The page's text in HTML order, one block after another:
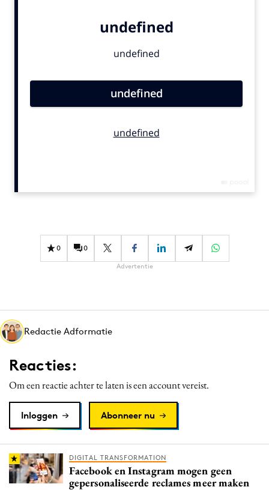
Diversiteit
Influencer marketing
Merkstrategie
PR
Programmatic
0 0
Advertentie
Redactie Adformatie
Reacties:
Om een reactie achter te laten is een account vereist.
Inloggen Abonneer nu
DIGITAL TRANSFORMATION
Facebook en Instagram mogen geen
gepersonaliseerde reclames meer maken